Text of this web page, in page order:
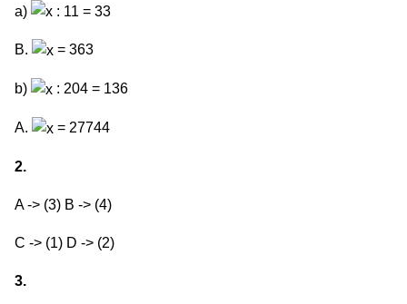
a) : 11 = 33
B. = 363
b) : 204 = 136
A. = 27744
2.
A -> (3) B -> (4)
C -> (1) D -> (2)
3.